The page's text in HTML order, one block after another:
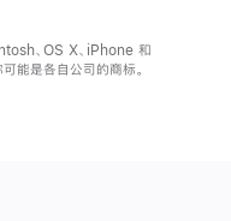
、OS X、iPhone 和
能是各自公司的商标。